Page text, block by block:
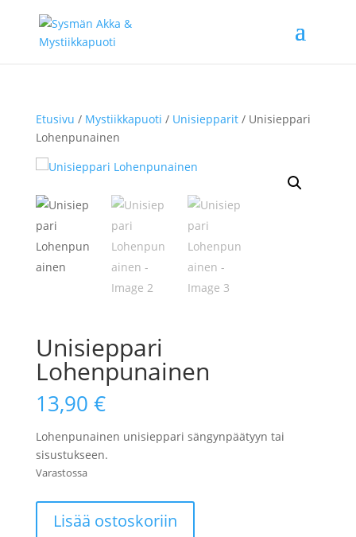
Etusivu / Mystiikkapuoti / Unisiepparit/ Unisieppari
Lohenpunainen
Unisieppari
Lohenpunainen
13,90 €
Lohenpunainen unisieppari sängynpäätyyn tai
sisustukseen.
Varastossa
Lohenpunainen
Lisää ostoskoriin